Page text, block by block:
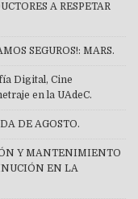
A RESPETAR
SEGUROS!: MARS.
Digital, Cine
en la UAdeC.
DE AGOSTO.
Y MANTENIMIENTO
EN LA